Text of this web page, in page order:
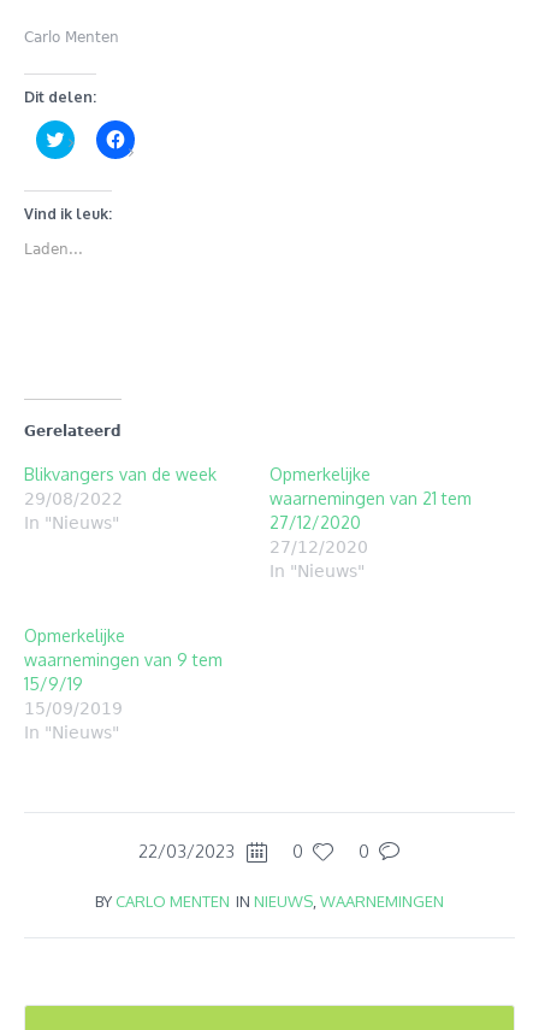
Carlo Menten
Dit delen:
Klik
om
met
Twitter
in
een
Klik
om
Vind ik leuk:
Laden...
Gerelateerd
Blikvangers van de week
29/08/2022
In "Nieuws"
Opmerkelijke
waarnemingen van 21 tem
27/12/2020
27/12/2020
In "Nieuws"
Opmerkelijke
waarnemingen van 9 tem
15/9/19
15/09/2019
In "Nieuws"
22/03/2023 0 0
BY CARLO MENTEN IN NIEUWS,WAARNEMINGEN